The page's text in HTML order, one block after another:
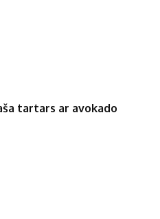
tartars ar avokado